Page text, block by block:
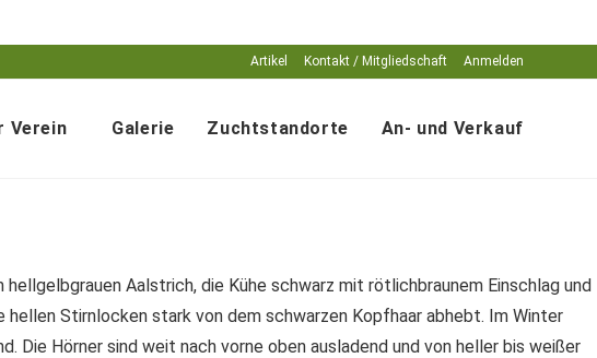
Artikel Kontakt / Mitgliedschaft Anmelden
Verein Galerie Zuchtstandorte An- und Verkauf
Aalstrich, die Kühe schwarz mit rötlichbraunem Einschlag und
hellen Stirnlocken stark von dem schwarzen Kopfhaar abhebt. Im Winter
Hörner sind weit nach vorne oben ausladend und von heller bis weißer